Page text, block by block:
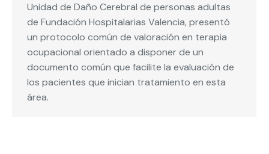
Unidad de Daño Cerebral de personas adultas
de Fundación Hospitalarias Valencia, presentó
un protocolo común de valoración en terapia
ocupacional orientado a disponer de un
documento común que facilite la evaluación de
los pacientes que inician tratamiento en esta
área.